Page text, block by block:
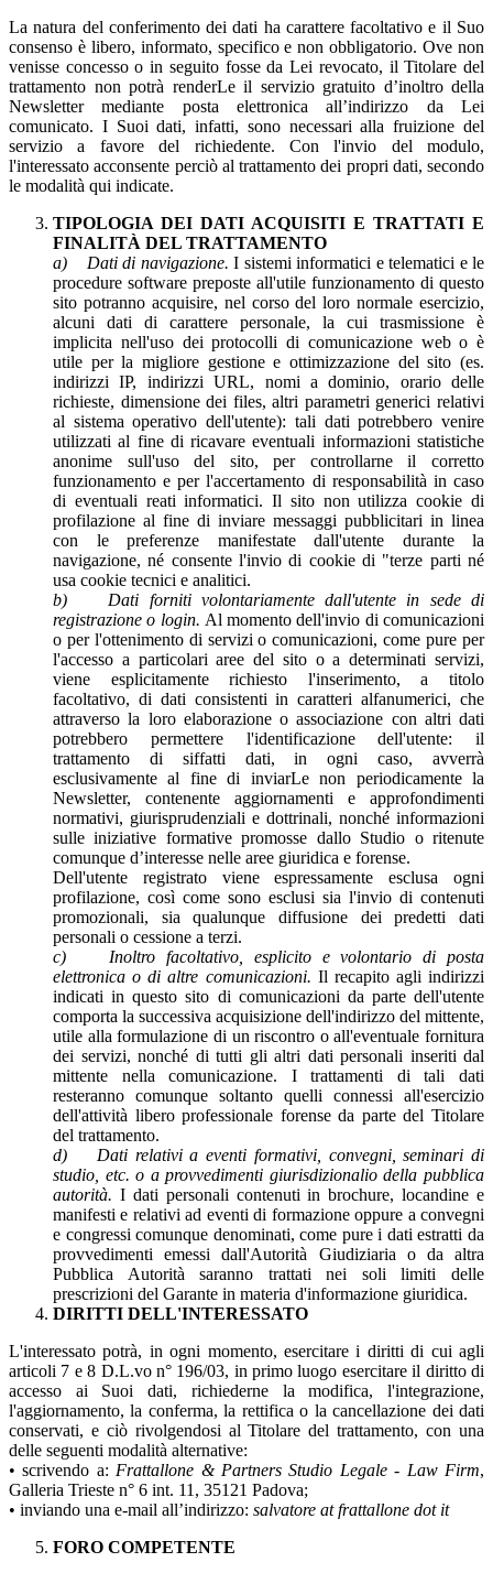
La natura del conferimento dei dati ha carattere facoltativo e il Suo
consenso è libero, informato, specifico e non obbligatorio. Ove non
venisse concesso o in seguito fosse da Lei revocato, il Titolare del
trattamento non potrà renderLe il servizio gratuito d’inoltro della
Newsletter mediante posta elettronica all’indirizzo da Lei
comunicato. I Suoi dati, infatti, sono necessari alla fruizione del
servizio a favore del richiedente. Con l'invio del modulo,
l'interessato acconsente perciò al trattamento dei propri dati, secondo
le modalità qui indicate.
TIPOLOGIA DEI DATI ACQUISITI E TRATTATI E
FINALITÀ DEL TRATTAMENTO
a) Dati di navigazione.I sistemi informatici e telematici e le
procedure software preposte all'utile funzionamento di questo
sito potranno acquisire, nel corso del loro normale esercizio,
alcuni dati di carattere personale, la cui trasmissione è
implicita nell'uso dei protocolli di comunicazione web o è
utile per la migliore gestione e ottimizzazione del sito (es.
indirizzi IP, indirizzi URL, nomi a dominio, orario delle
richieste, dimensione dei files, altri parametri generici relativi
al sistema operativo dell'utente): tali dati potrebbero venire
utilizzati al fine di ricavare eventuali informazioni statistiche
anonime sull'uso del sito, per controllarne il corretto
funzionamento e per l'accertamento di responsabilità in caso
di eventuali reati informatici. Il sito non utilizza cookie di
profilazione al fine di inviare messaggi pubblicitari in linea
con le preferenze manifestate dall'utente durante la
navigazione, né consente l'invio di cookie di "terze parti né
usa cookie tecnici e analitici.
b) Dati forniti volontariamente dall'utente in sede di
registrazione o login. Al momento dell'invio di comunicazioni
o per l'ottenimento di servizi o comunicazioni, come pure per
l'accesso a particolari aree del sito o a determinati servizi,
viene esplicitamente richiesto l'inserimento, a titolo
facoltativo, di dati consistenti in caratteri alfanumerici, che
attraverso la loro elaborazione o associazione con altri dati
potrebbero permettere l'identificazione dell'utente: il
trattamento di siffatti dati, in ogni caso, avverrà
esclusivamente al fine di inviarLe non periodicamente la
Newsletter, contenente aggiornamenti e approfondimenti
normativi, giurisprudenziali e dottrinali, nonché informazioni
sulle iniziative formative promosse dallo Studio o ritenute
comunque d’interesse nelle aree giuridica e forense.
Dell'utente registrato viene espressamente esclusa ogni
profilazione, così come sono esclusi sia l'invio di contenuti
promozionali, sia qualunque diffusione dei predetti dati
personali o cessione a terzi.
c) Inoltro facoltativo, esplicito e volontario di posta
elettronica o di altre comunicazioni. Il recapito agli indirizzi
indicati in questo sito di comunicazioni da parte dell'utente
comporta la successiva acquisizione dell'indirizzo del mittente,
utile alla formulazione di un riscontro o all'eventuale fornitura
dei servizi, nonché di tutti gli altri dati personali inseriti dal
mittente nella comunicazione. I trattamenti di tali dati
resteranno comunque soltanto quelli connessi all'esercizio
dell'attività libero professionale forense da parte del Titolare
del trattamento.
d) Dati relativi a eventi formativi, convegni, seminari di
studio, etc. o a provvedimenti giurisdizionalio della pubblica
autorità. I dati personali contenuti in brochure, locandine e
manifesti e relativi ad eventi di formazione oppure a convegni
e congressi comunque denominati, come pure i dati estratti da
provvedimenti emessi dall'Autorità Giudiziaria o da altra
Pubblica Autorità saranno trattati nei soli limiti delle
prescrizioni del Garante in materia d'informazione giuridica.
DIRITTI DELL'INTERESSATO
L'interessato potrà, in ogni momento, esercitare i diritti di cui agli
articoli 7 e 8 D.L.vo n° 196/03, in primo luogo esercitare il diritto di
accesso ai Suoi dati, richiederne la modifica, l'integrazione,
l'aggiornamento, la conferma, la rettifica o la cancellazione dei dati
conservati, e ciò rivolgendosi al Titolare del trattamento, con una
delle seguenti modalità alternative:
• scrivendo a: Frattallone & Partners Studio Legale - Law Firm,
Galleria Trieste n° 6 int. 11, 35121 Padova;
• inviando una e-mail all’indirizzo: salvatore at frattallone dot it
FORO COMPETENTE